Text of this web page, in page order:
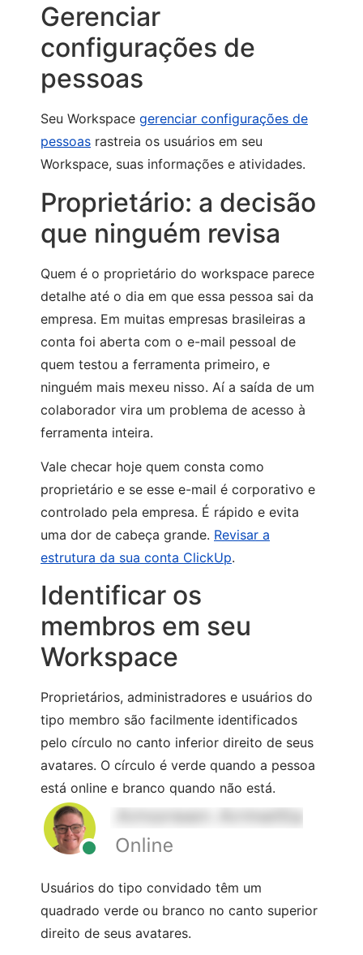
Gerenciar
configurações de
pessoas
Seu Workspace gerenciar configurações de
pessoas rastreia os usuários em seu
Workspace, suas informações e atividades.
Proprietário: a decisão
que ninguém revisa
Quem é o proprietário do workspace parece
detalhe até o dia em que essa pessoa sai da
empresa. Em muitas empresas brasileiras a
conta foi aberta com o e-mail pessoal de
quem testou a ferramenta primeiro, e
ninguém mais mexeu nisso. Aí a saída de um
colaborador vira um problema de acesso à
ferramenta inteira.
Vale checar hoje quem consta como
proprietário e se esse e-mail é corporativo e
controlado pela empresa. É rápido e evita
uma dor de cabeça grande. Revisar a
estrutura da sua conta ClickUp.
Identificar os
membros em seu
Workspace
Proprietários, administradores e usuários do
tipo membro são facilmente identificados
pelo círculo no canto inferior direito de seus
avatares. O círculo é verde quando a pessoa
está online e branco quando não está.
Usuários do tipo convidado têm um
quadrado verde ou branco no canto superior
direito de seus avatares.